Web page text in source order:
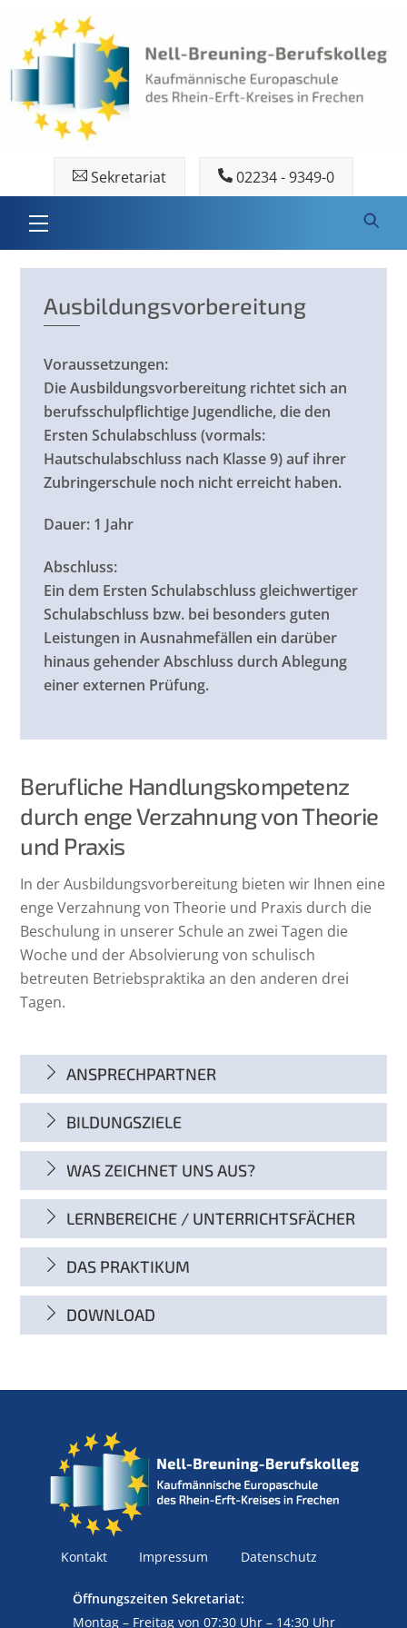
content
Sekretariat 02234 - 9349-0
Menu
Ausbildungsvorbereitung
Voraussetzungen:
Die Ausbildungsvorbereitung richtet sich an
berufsschulpflichtige Jugendliche, die den
Ersten Schulabschluss (vormals:
Hautschulabschluss nach Klasse 9) auf ihrer
Zubringerschule noch nicht erreicht haben.
Dauer: 1 Jahr
Abschluss:
Ein dem Ersten Schulabschluss gleichwertiger
Schulabschluss bzw. bei besonders guten
Leistungen in Ausnahmefällen ein darüber
hinaus gehender Abschluss durch Ablegung
einer externen Prüfung.
Berufliche Handlungskompetenz
durch enge Verzahnung von Theorie
und Praxis
In der Ausbildungsvorbereitung bieten wir Ihnen eine
enge Verzahnung von Theorie und Praxis durch die
Beschulung in unserer Schule an zwei Tagen die
Woche und der Absolvierung von schulisch
betreuten Betriebspraktika an den anderen drei
Tagen.
ANSPRECHPARTNER
BILDUNGSZIELE
WAS ZEICHNET UNS AUS?
LERNBEREICHE / UNTERRICHTSFÄCHER
DAS PRAKTIKUM
DOWNLOAD
Kontakt Impressum Datenschutz
Öffnungszeiten Sekretariat:
Montag – Freitag von 07:30 Uhr – 14:30 Uhr